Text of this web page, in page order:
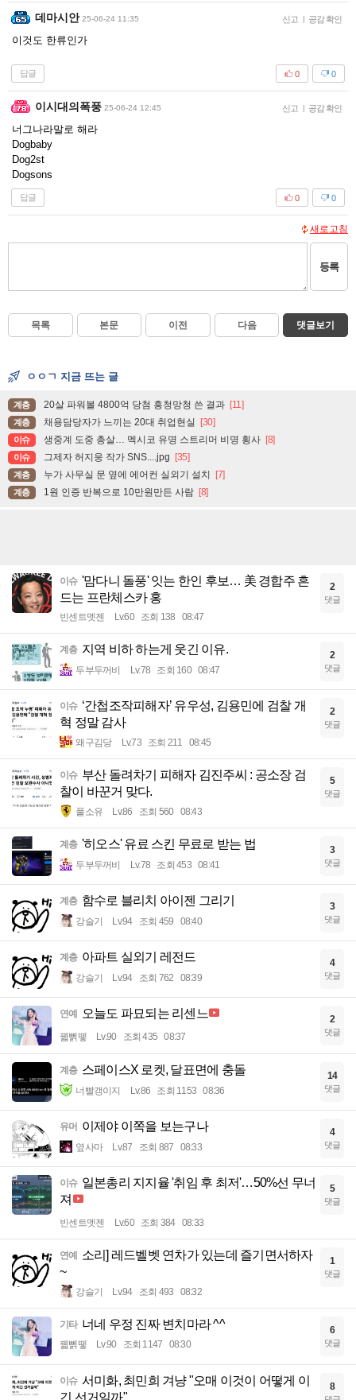
데마시안 25-06-24 11:35 신고 | 공감 확인
이것도 한류인가
답글 0
0
이시대의폭풍 25-06-24 12:45 신고 | 공감 확인
너그나라말로 해라
Dogbaby
Dog2st
Dogsons
답글 0
0
새로고침
등록
목록 본문 이전 다음 댓글보기
ㅇㅇㄱ 지금 뜨는 글
계층 20살 파워볼 4800억 당첨 흥청망청 쓴 결과 [11]
계층 채용담당자가 느끼는 20대 취업현실 [30]
이슈 생중계 도중 총살… 멕시코 유명 스트리머 비명 횡사 [8]
이슈 그제자 허지웅 작가 SNS....jpg [35]
계층 누가 사무실 문 옆에 에어컨 실외기 설치 [7]
계층 1원 인증 반복으로 10만원만든 사람 [8]
이슈 '맘다니 돌풍' 잇는 한인 후보… 美 경합주 흔
드는 프란체스카 홍
빈센트멧젠 Lv.60 조회 138 08:47
2
댓글
계층 지역 비하 하는게 웃긴 이유.
두부두꺼비 Lv.78 조회 160 08:47
2
댓글
이슈 ‘간첩조작피해자’ 유우성, 김용민에 검찰 개
혁 정말 감사
왜구김당 Lv.73 조회 211 08:45
2
댓글
이슈 부산 돌려차기 피해자 김진주씨 : 공소장 검
찰이 바꾼거 맞다.
풀소유 Lv.86 조회 560 08:43
5
댓글
계층 '히오스' 유료 스킨 무료로 받는 법
두부두꺼비 Lv.78 조회 453 08:41
3
댓글
계층 함수로 블리치 아이젠 그리기
강슬기 Lv.94 조회 459 08:40
3
댓글
계층 아파트 실외기 레전드
강슬기 Lv.94 조회 762 08:39
4
댓글
연예 오늘도 파묘되는 리센느
꿻뻵뗗 Lv.90 조회 435 08:37
2
댓글
계층 스페이스X 로켓, 달표면에 충돌
너빨갱이지 Lv.86 조회 1153 08:36
14
댓글
유머 이제야 이쪽을 보는구나
옆사마 Lv.87 조회 887 08:33
4
댓글
이슈 일본총리 지지율 '취임 후 최저'…50%선 무너
져
빈센트멧젠 Lv.60 조회 384 08:33
5
댓글
연예
소리] 레드벨벳 연차가 있는데 즐기면서하자
~
강슬기 Lv.94 조회 493 08:32
1
댓글
기타 너네 우정 진짜 변치마라 ^^
꿻뻵뗗 Lv.90 조회 1147 08:30
6
댓글
이슈 서미화, 최민희 겨냥 "오매 이것이 어떻게 이
8